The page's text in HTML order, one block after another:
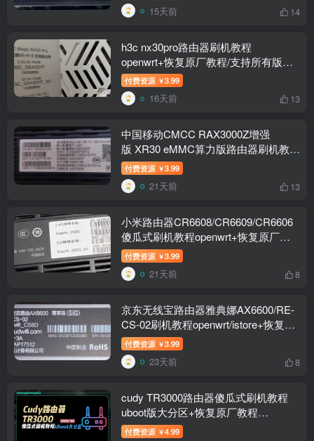
15天前 14
h3c nx30pro路由器刷机教程
openwrt+恢复原厂教程/支持所有版本
新版
付费资源 ￥3.99
16天前 13
中国移动CMCC RAX3000Z增强
版 XR30 eMMC算力版路由器刷机教程
openwrt+恢复原厂
付费资源 ￥3.99
21天前 13
小米路由器CR6608/CR6609/CR6606
傻瓜式刷机教程openwrt+恢复原厂教
程
付费资源 ￥3.99
21天前 8
京东无线宝路由器雅典娜AX6600/RE-
CS-02刷机教程openwrt/istore+恢复原
厂教程
付费资源 ￥3.99
23天前 8
cudy TR3000路由器傻瓜式刷机教程
uboot版大分区+恢复原厂教程
(128M/256M)
付费资源 ￥4.99